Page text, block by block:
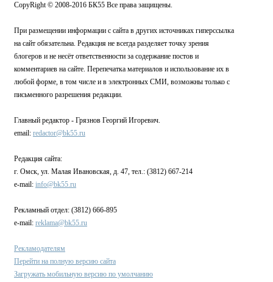
CopyRight © 2008-2016 БК55 Все права защищены.
При размещении информации с сайта в других источниках гиперссылка
на сайт обязательна. Редакция не всегда разделяет точку зрения
блогеров и не несёт ответственности за содержание постов и
комментариев на сайте. Перепечатка материалов и использование их в
любой форме, в том числе и в электронных СМИ, возможны только с
письменного разрешения редакции.
Главный редактор - Грязнов Георгий Игоревич.
email: redactor@bk55.ru
Редакция сайта:
г. Омск, ул. Малая Ивановская, д. 47, тел.: (3812) 667-214
e-mail: info@bk55.ru
Рекламный отдел: (3812) 666-895
e-mail: reklama@bk55.ru
Рекламодателям
Перейти на полную версию сайта
Загружать мобильную версию по умолчанию